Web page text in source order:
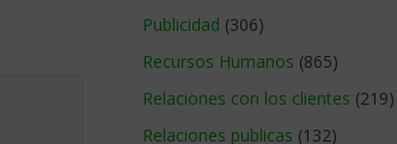
Publicidad (306)
Recursos Humanos (865)
Relaciones con los clientes (219)
Relaciones publicas (132)